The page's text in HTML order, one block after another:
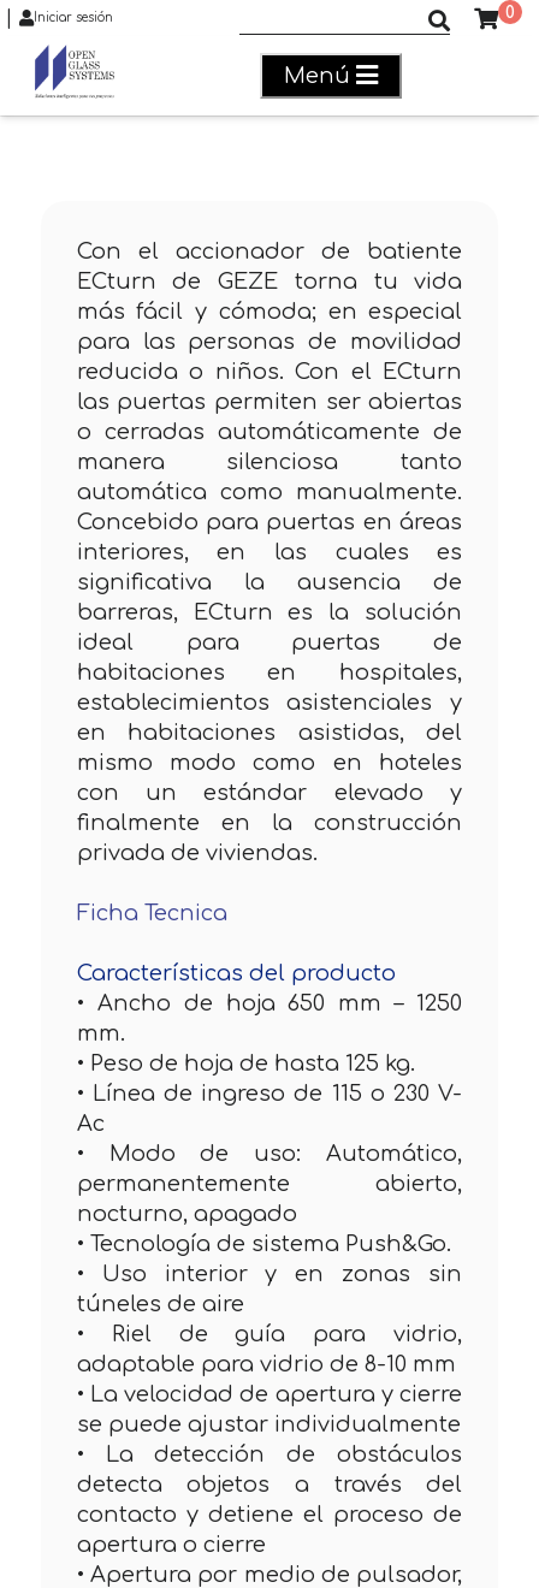
Iniciar sesión 0
Menú
Con el accionador de batiente
ECturn de GEZE torna tu vida
más fácil y cómoda; en especial
para las personas de movilidad
reducida o niños. Con el ECturn
las puertas permiten ser abiertas
o cerradas automáticamente de
manera silenciosa tanto
automática como manualmente.
Concebido para puertas en áreas
interiores, en las cuales es
significativa la ausencia de
barreras, ECturn es la solución
ideal para puertas de
habitaciones en hospitales,
establecimientos asistenciales y
en habitaciones asistidas, del
mismo modo como en hoteles
con un estándar elevado y
finalmente en la construcción
privada de viviendas.
Ficha Tecnica
Características del producto
• Ancho de hoja 650 mm – 1250
mm.
• Peso de hoja de hasta 125 kg.
• Línea de ingreso de 115 o 230 V-
Ac
• Modo de uso: Automático,
permanentemente abierto,
nocturno, apagado
• Tecnología de sistema Push&Go.
• Uso interior y en zonas sin
túneles de aire
• Riel de guía para vidrio,
adaptable para vidrio de 8-10 mm
• La velocidad de apertura y cierre
se puede ajustar individualmente
• La detección de obstáculos
detecta objetos a través del
contacto y detiene el proceso de
apertura o cierre
• Apertura por medio de pulsador,